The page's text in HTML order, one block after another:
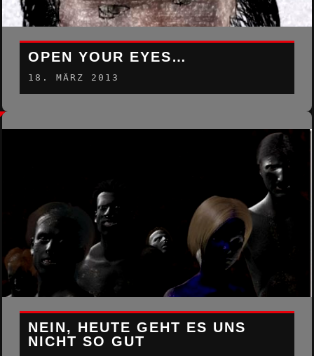
OPEN YOUR EYES…
18. MÄRZ 2013
NEIN, HEUTE GEHT ES UNS
NICHT SO GUT